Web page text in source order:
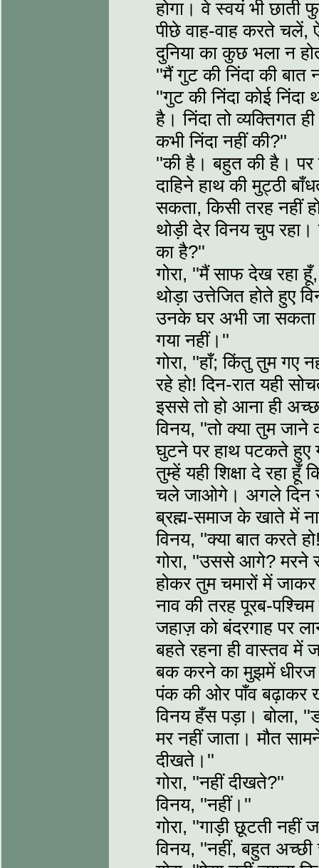
होगा। वे स्वयं भी छाती
पीछे वाह-वाह करते चलें,
दुनिया का कुछ भला न
''मैं गुट की निंदा की बात
''गुट की निंदा कोई निंदा
है। निंदा तो व्यक्तिगत
कभी निंदा नहीं की?''
''की है। बहुत की है।
दाहिने हाथ की मुट्ठी
सकता, किसी तरह नहीं
थोड़ी देर विनय चुप
का है?''
गोरा, ''मैं साफ देख रहा
थोड़ा उत्तेजित होते हुए
उनके घर अभी जा सकता
गया नहीं।''
गोरा, ''हाँ; किंतु तुम गए
रहे हो! दिन-रात यही
इससे तो हो आना ही
विनय, ''तो क्या तुम जाने
घुटने पर हाथ पटकते हुए
तुम्हें यही शिक्षा दे रहा
चले जाओगे। अगले दिन
ब्रह्म-समाज के खाते में
विनय, ''क्या बात करते
गोरा, ''उससे आगे? मरने
होकर तुम चमारों में
नाव की तरह पूरब-
जहाज़ को बंदरगाह पर
बहते रहना ही वास्तव
बक करने का मुझमें
पंक की ओर पाँव बढ़ाकर
विनय हँस पड़ा। बोला,
मर नहीं जाता। मौत
दीखते।''
गोरा, ''नहीं दीखते?''
विनय, ''नहीं।''
गोरा, ''गाड़ी छूटती नहीं
विनय, ''नहीं, बहुत